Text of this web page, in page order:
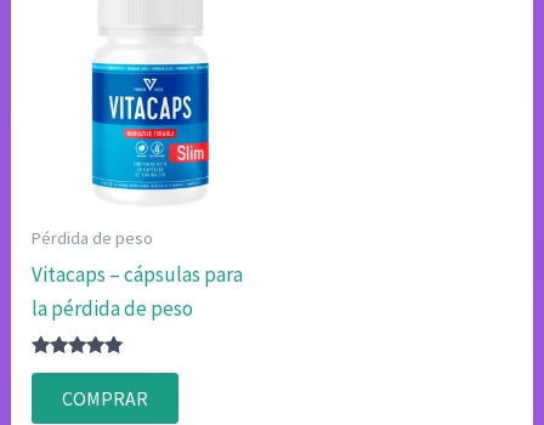
Pérdida de peso
Vitacaps – cápsulas para
la pérdida de peso
Valorado
4.75COMPRAR